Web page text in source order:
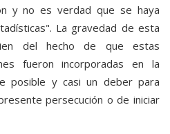
y no es verdad que se haya
La gravedad de esta
del hecho de que estas
fueron incorporadas en la
posible y casi un deber para
persecución o de iniciar